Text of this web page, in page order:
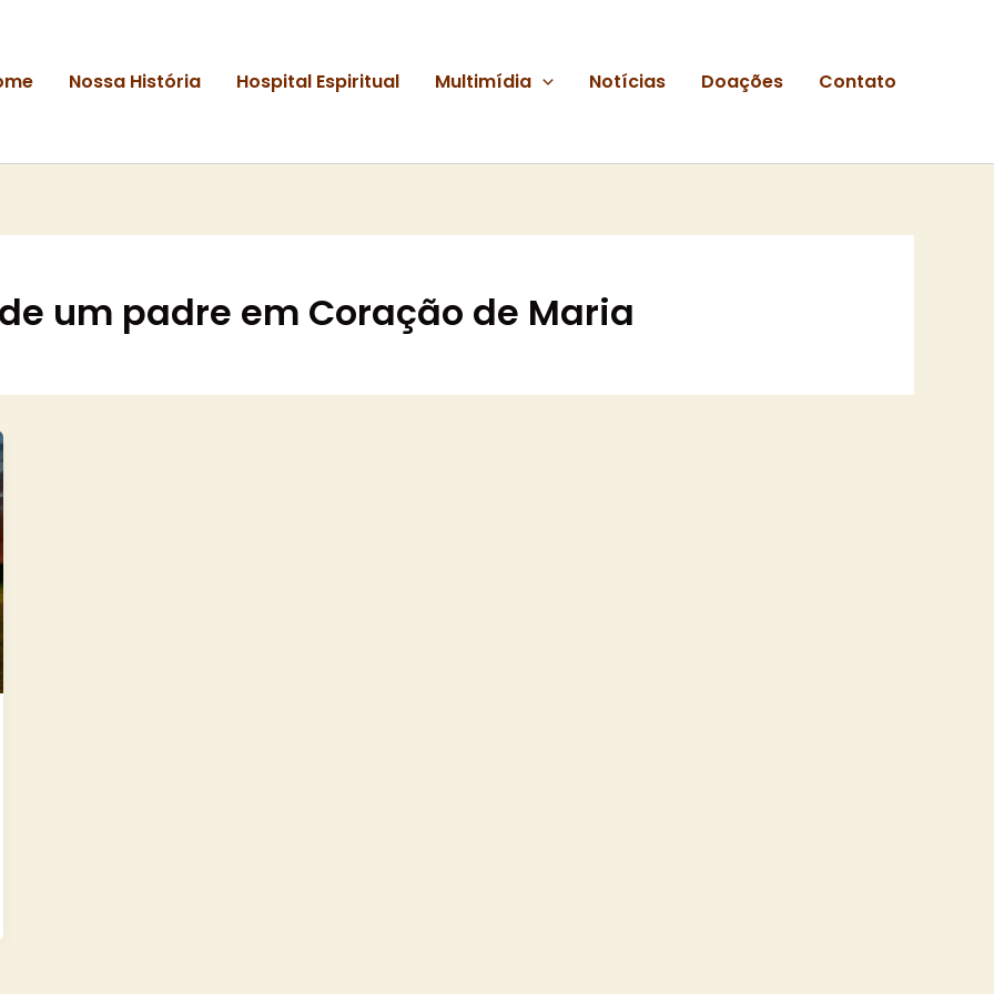
Nossa História Hospital Espiritual Multimídia Notícias Doações Contato
um padre em Coração de Maria